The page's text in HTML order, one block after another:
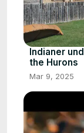
Indianer
the Hurons
Mar 9, 2025